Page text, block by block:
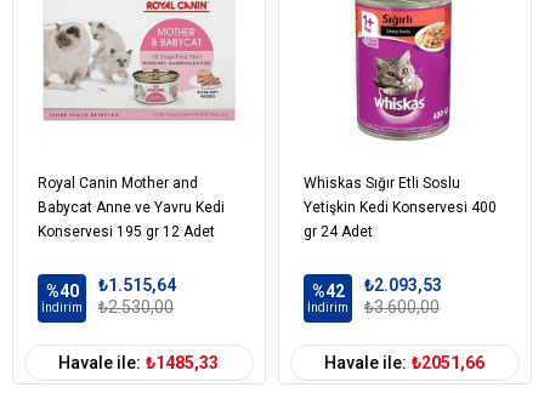
Balık ve balık türevleri
Sebze özü çeşitleri
Mineraller
Şekerler
Renklendiriciler
Kedi Yaş Aralığı Yetişkin (1-7 Yaş)
Kedi Maması
Yaş Mama
Kedi Özel
Gereksinim
Bağışıklık Sistemi Gelişimi Damak
Dengeli Beslenme
Kedi Maması
İçerik
Tavuk
Royal Canin Mother and
Babycat Anne ve Yavru Kedi
Konservesi 195 gr 12 Adet
%40
İndirim
₺1.515,64
₺2.530,00
Havale ile: ₺1485,33
Whiskas Sığır Etli Soslu
Yetişkin Kedi Konservesi 400
gr 24 Adet
%42
İndirim
₺2.093,53
₺3.600,00
Havale ile: ₺2051,66